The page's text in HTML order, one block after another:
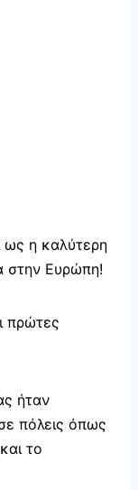
ως η καλύτερη
στην Ευρώπη!
πρώτες
ήταν
πόλεις όπως
το